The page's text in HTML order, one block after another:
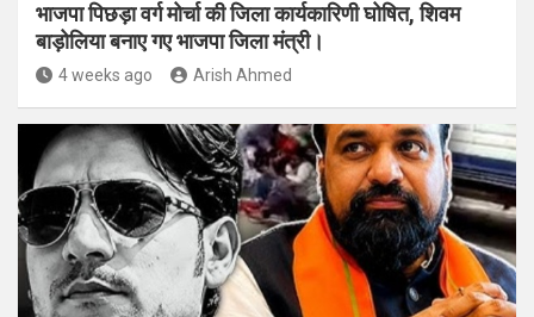
भाजपा पिछड़ा वर्ग मोर्चा की जिला कार्यकारिणी घोषित, शिवम
बाड़ोलिया बनाए गए भाजपा जिला मंत्री।
4 weeks ago Arish Ahmed